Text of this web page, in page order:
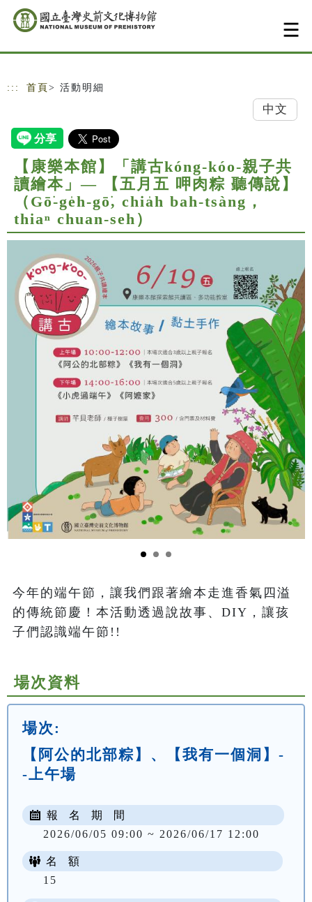
跳到主要內容
網站導覽
::: 首頁 > 活動明細
中文
【康樂本館】「講古kóng-kóo-親子共
讀繪本」— 【五月五 呷肉粽 聽傳說】
（Gō͘-ge̍h-gō͘, chia̍h bah-tsàng，
thiaⁿ chuan-seh）
今年的端午節，讓我們跟著繪本走進香氣四溢
的傳統節慶！本活動透過說故事、DIY，讓孩
子們認識端午節!!
場次資料
場次:
【阿公的北部粽】、【我有一個洞】-
-上午場
報 名 期 間
2026/06/05 09:00 ~ 2026/06/17 12:00
名 額
15